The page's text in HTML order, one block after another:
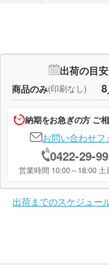
出荷の目安
商品のみ(印刷なし) 8
納期をお急ぎの方 ご
お問い合わせフ
0422-29-
営業時間 10:00～18:00 土
出荷までのスケジュー